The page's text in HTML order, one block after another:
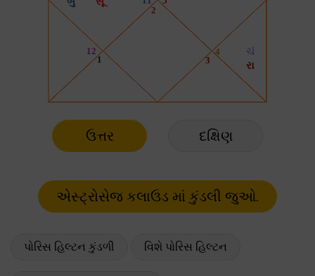
ઉત્તર દક્ષિણ
પોરિસ હિલ્ટન કુંડળી વિશે પોરિસ હિલ્ટન